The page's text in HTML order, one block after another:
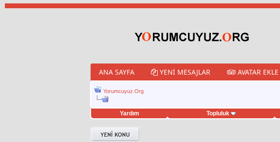
ANA SAYFA YENI MESAJLAR AVATAR EKLE
Yorumcuyuz.Org
Yardım Topluluk
twitter retweet hilesi